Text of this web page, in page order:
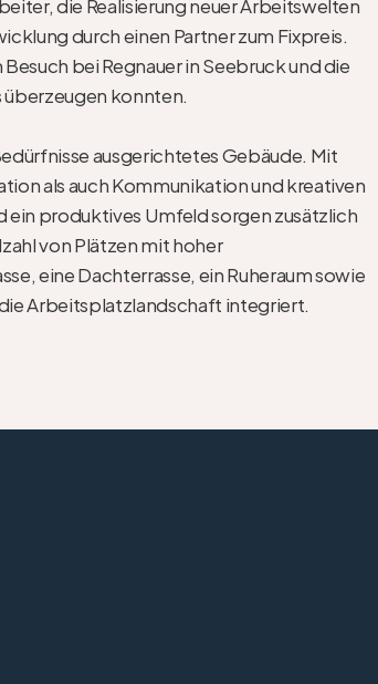
durch einen Partner zum Fixpreis.
bei Regnauer in Seebruck und die
konnten.
ausgerichtetes Gebäude. Mit
als auch Kommunikation und kreativen
ein produktives Umfeld sorgen zusätzlich
von Plätzen mit hoher
eine Dachterrasse, ein Ruheraum sowie
Arbeitsplatzlandschaft integriert.